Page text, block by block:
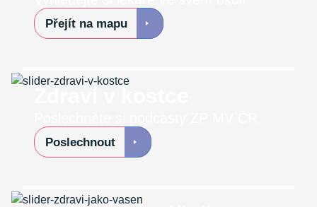
Přejít na mapu
Poslechnout